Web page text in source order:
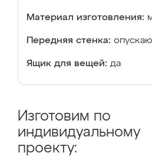
Материал изготовления:
Передняя стенка:
Ящик для вещей: да
Изготовим по
индивидуальному
проекту: